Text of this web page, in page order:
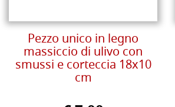
Pezzo unico in legno
massiccio di ulivo con
smussi e corteccia 18x10
cm